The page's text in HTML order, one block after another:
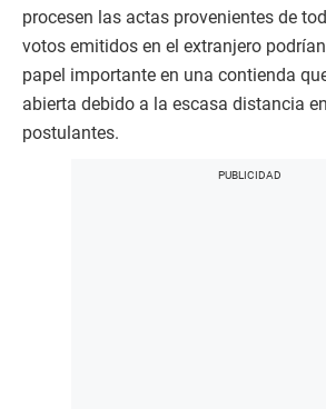
procesen las actas provenientes de
votos emitidos en el extranjero
papel importante en una contienda
abierta debido a la escasa distancia
postulantes.